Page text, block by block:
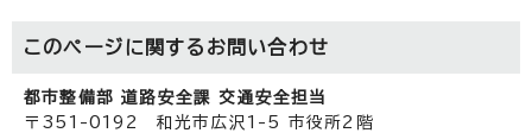
このページに関する お問い合わせ
都市整備部 道路安全課 交通安全担当
〒351-0192 和光市広沢1-5 市役所2階